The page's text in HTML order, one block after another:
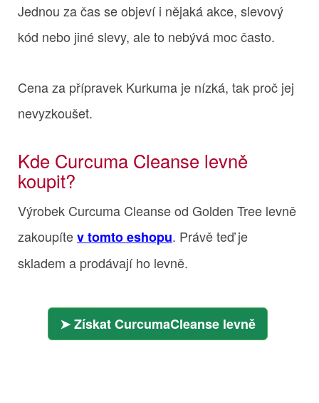
Jednou za čas se objeví i nějaká akce, slevový
kód nebo jiné slevy, ale to nebývá moc často.
Cena za přípravek Kurkuma je nízká, tak proč jej
nevyzkoušet.
Kde Curcuma Cleanse levně
koupit?
Výrobek Curcuma Cleanse od Golden Tree levně
zakoupítev tomto eshopu. Právě teď je
skladem a prodávají ho levně.
Získat CurcumaCleanse levně